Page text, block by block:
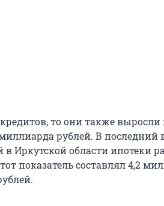
то они также выросли
рублей. В последний
Иркутской области ипотеки
показатель составлял 4,2